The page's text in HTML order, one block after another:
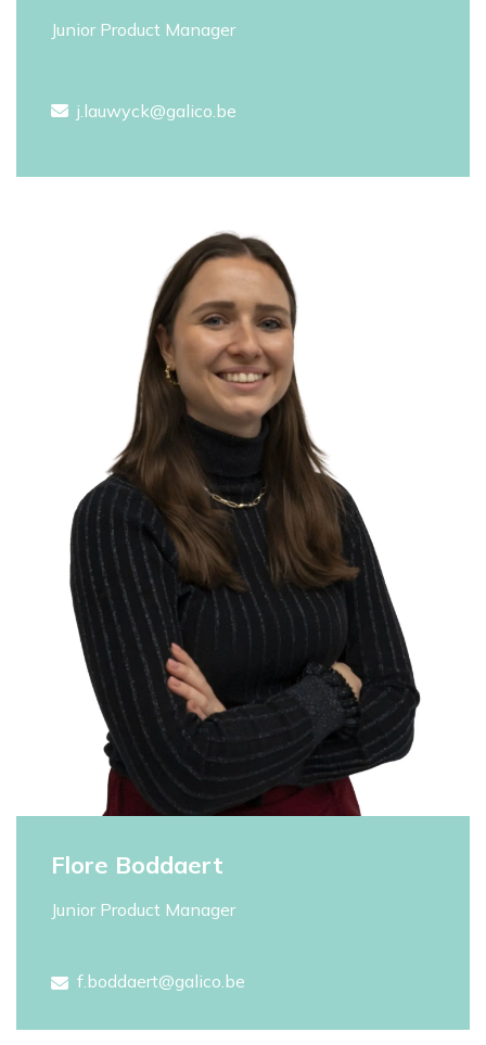
Junior Product Manager
j.lauwyck@galico.be
Flore Boddaert
Junior Product Manager
f.boddaert@galico.be